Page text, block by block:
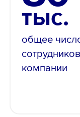
Audio Track
default, selected
Picture-in-Picture
This is a modal
Beginning of
close the window.
тыс.
общее
сотрудников
компании